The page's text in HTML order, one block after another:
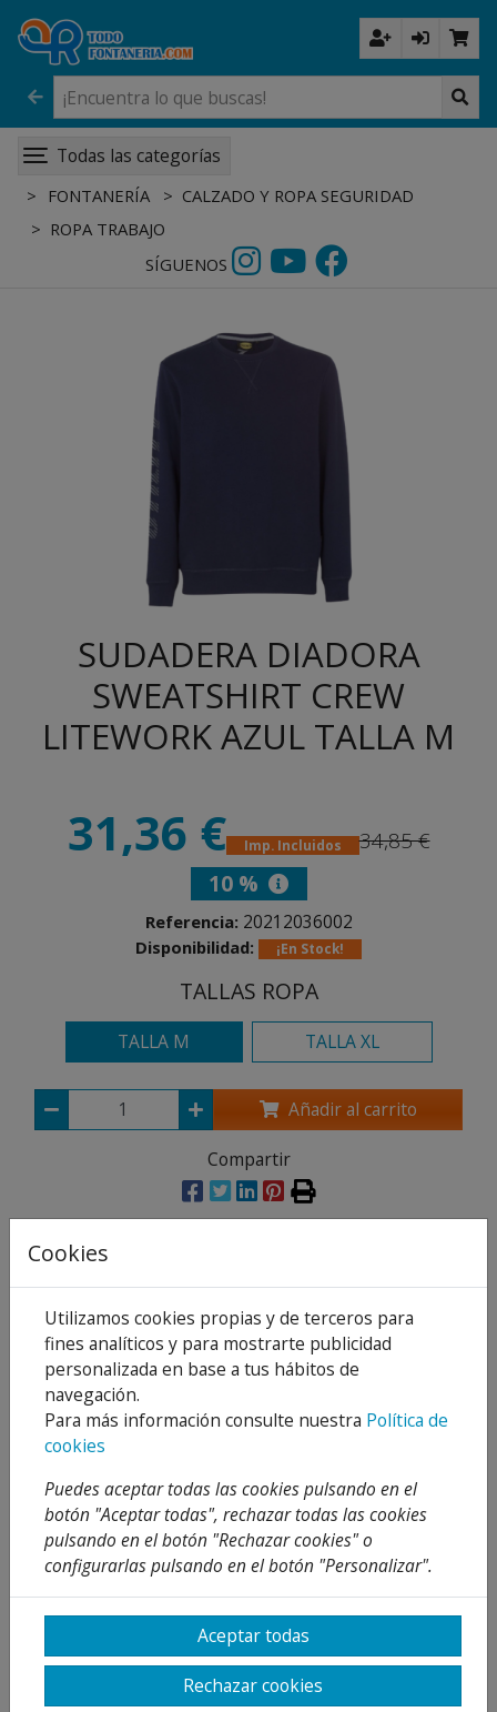
Todas las categorías
FONTANERÍA
CALZADO Y ROPA SEGURIDAD
ROPA TRABAJO
SÍGUENOS
SUDADERA DIADORA
SWEATSHIRT CREW
LITEWORK AZUL TALLA M
31,36 € Imp. Incluidos
34,85 €
10 %
Referencia: 20212036002
Disponibilidad: ¡En Stock!
TALLAS ROPA
TALLA M TALLA XL
Añadir al carrito
Compartir
Descripción
Detalles
Adjuntos
Opiniones
Descripción
Sudadera de cuello redondo de algodón de elevada
calidad sin afelpar, estampado efecto metálico
Utility en la manga derecha.
Industria y taller
Características
Cookies
Utilizamos cookies propias y de terceros para
fines analíticos y para mostrarte publicidad
personalizada en base a tus hábitos de
navegación.
Para más información consulte nuestra Política de
cookies
Puedes aceptar todas las cookies pulsando en el
botón "Aceptar todas", rechazar todas las cookies
pulsando en el botón "Rechazar cookies" o
configurarlas pulsando en el botón "Personalizar".
Aceptar todas
Rechazar cookies